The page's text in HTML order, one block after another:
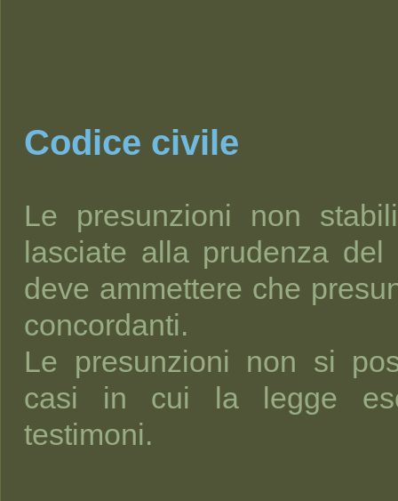
Codice civile
Le presunzioni non
lasciate alla prudenza
deve ammettere che
concordanti.
Le presunzioni non si
casi in cui la legge
testimoni.